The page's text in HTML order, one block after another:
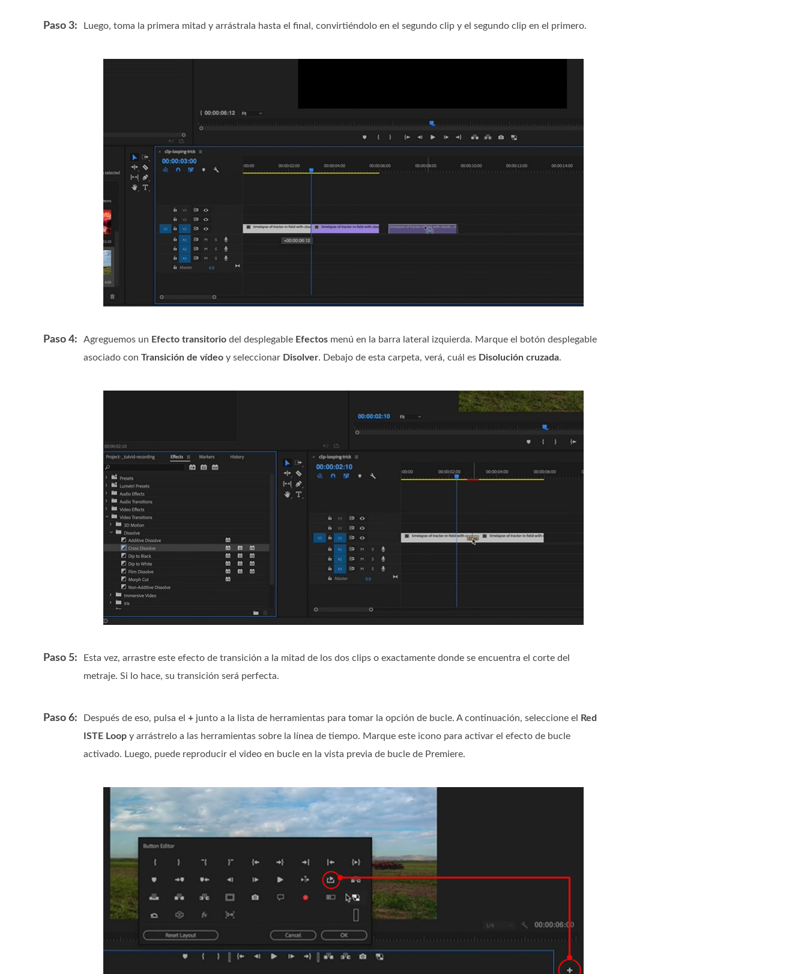
Paso 3: Luego, toma la primera mitad y arrástrala hasta el final, convirtiéndolo en el segundo clip y el segundo clip en el primero.
Paso 4: Agreguemos un Efecto transitorio del desplegable Efectos menú en la barra lateral izquierda. Marque el botón desplegable
asociado con Transición de vídeo y seleccionar Disolver. Debajo de esta carpeta, verá, cuál es Disolución cruzada.
Paso 5:
Esta vez, arrastre este efecto de transición a la mitad de los dos clips o exactamente donde se encuentra el corte del
metraje. Si lo hace, su transición será perfecta.
Paso 6: Después de eso, pulsa el + junto a la lista de herramientas para tomar la opción de bucle. A continuación, seleccione el
Red
ISTE Loop y arrástrelo a las herramientas sobre la línea de tiempo. Marque este icono para activar el efecto de bucle
activado. Luego, puede reproducir el video en bucle en la vista previa de bucle de Premiere.